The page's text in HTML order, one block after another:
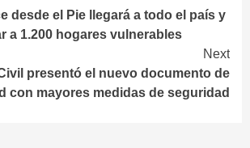
desde el Pie llegará a todo el país y
a 1.200 hogares vulnerables
Next
presentó el nuevo documento de
con mayores medidas de seguridad